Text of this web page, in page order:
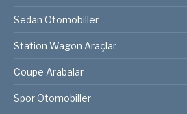
Sedan Otomobiller
Station Wagon Araçlar
Coupe Arabalar
Spor Otomobiller